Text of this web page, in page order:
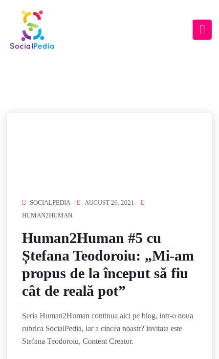
SOCIALPEDIA
AUGUST 26, 2021
HUMAN2HUMAN
Human2Human #5 cu
Ștefana Teodoroiu: „Mi-am
propus de la început să fiu
cât de reală pot”
Seria Human2Human continua aici pe blog, intr-o noua
rubrica SocialPedia, iar a cincea noastr? invitata este
Stefana Teodoroiu, Content Creator.